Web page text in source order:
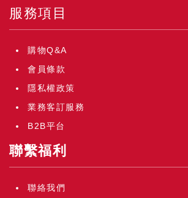
服務項目
購物Q&A
會員條款
隱私權政策
業務客訂服務
B2B平台
聯繫福利
聯絡我們